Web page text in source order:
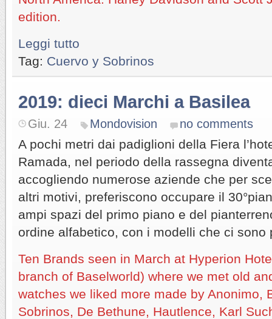
edition.
Leggi tutto
Tag: Cuervo y Sobrinos
2019: dieci Marchi a Basilea
Giu. 24 Mondovision no comments
A pochi metri dai padiglioni della Fiera
Ramada, nel periodo della rassegna
accogliendo numerose aziende che per
altri motivi, preferiscono occupare il
ampi spazi del primo piano e del
ordine alfabetico, con i modelli che ci sono
Ten Brands seen in March at Hyperion
branch of Baselworld) where we met old
watches we liked more made by Anonimo,
Sobrinos, De Bethune, Hautlence, Karl